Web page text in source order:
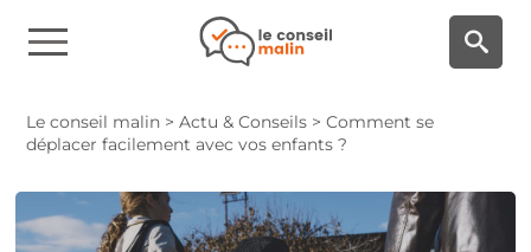
Le conseil malin >Actu & Conseils >Comment se
déplacer facilement avec vos enfants ?